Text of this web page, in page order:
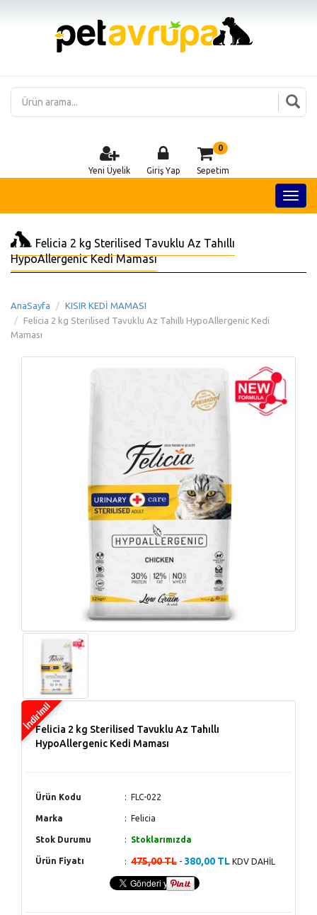
Yeni Üyelik Giriş Yap
0
Sepetim
Felicia 2 kg Sterilised Tavuklu Az Tahıllı
HypoAllergenic Kedi Maması
AnaSayfa
KISIR KEDİ MAMASI
Felicia 2 kg Sterilised Tavuklu Az Tahıllı HypoAllergenic Kedi
Maması
Felicia 2 kg Sterilised Tavuklu Az Tahıllı
HypoAllergenic Kedi Maması
Ürün Kodu FLC-022
Marka Felicia
Stok Durumu Stoklarımızda
Ürün Fiyatı 475,00 TL - 380,00 TL KDV DAHİL